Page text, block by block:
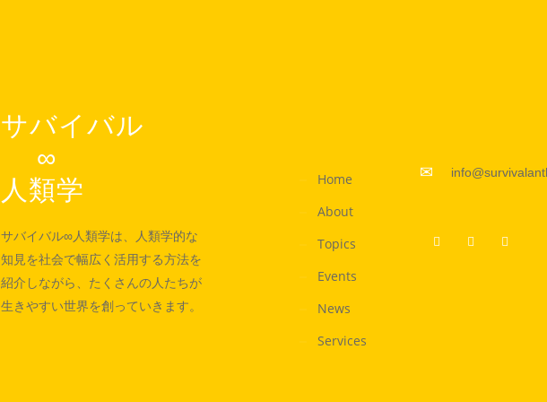
サバイバル
∞
人類学
サバイバル∞人類学は、人類学的な
知見を社会で幅広く活用する方法を
紹介しながら、たくさんの人たちが
生きやすい世界を創っていきます。
Home
About
Topics
Events
News
Services